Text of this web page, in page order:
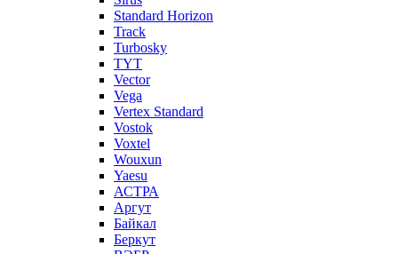
Standard Horizon
Track
Turbosky
TYT
Vector
Vega
Vertex Standard
Vostok
Voxtel
Wouxun
Yaesu
АСТРА
Аргут
Байкал
Беркут